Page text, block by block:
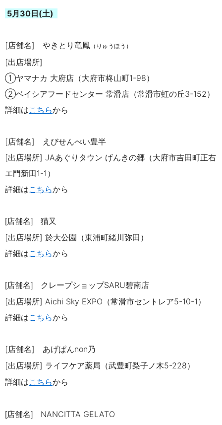
5月30日(土)
[店舗名] やきとり竜鳳 （りゅうほう）
[出店場所]
①ヤマナカ 大府店（大府市柊山町1-98）
②ベイシアフードセンター 常滑店（常滑市虹の丘3-152）
詳細はこちらから
[店舗名] えびせんべい豊半
[出店場所] JAあぐりタウン げんきの郷（大府市吉田町正右
エ門新田1-1 ）
詳細はこち らから
[店舗名]
猫又
[出店場所] 於大公園（東浦町緒川弥田）
詳細はこちらから
[店舗名]
クレープショップSARU碧南店
[出店場所] Aichi Sky EXPO （常滑市セントレア5-10-1）
詳細はこちらから
[店舗名] あげぱんnon乃
[出店場所] ライフケア薬局（武豊町梨子ノ木5-228）
詳細はこちらから
[店舗名] NANCITTA GELATO